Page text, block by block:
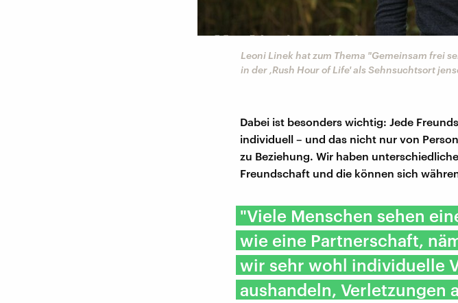
Leoni Linek hat zum Thema "Ge­mein­sam frei
in der ,Rush Hour of Life' als Sehnsuchtsort
Dabei ist besonders wichtig: Jede
individuell – und das nicht nur von
zu Beziehung. Wir haben
Freundschaft und die können sich
"Viele Menschen sehen
wie eine Partnerschaft,
wir sehr wohl individuelle
aushandeln, Verletzungen